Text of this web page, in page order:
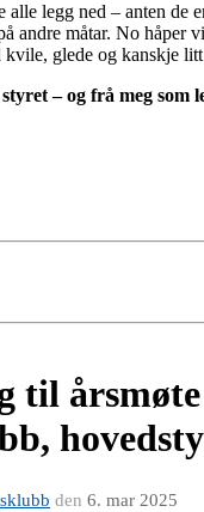
alle legg ned – anten de
andre måtar. No håper
kvile, glede og kanskje
– og frå meg som
til
den 6. mar 2025